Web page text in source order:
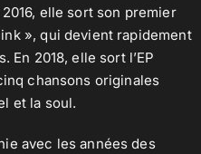
elle sort son premier
», qui devient rapidement
En 2018, elle sort l’EP
chansons originales
et la soul.
avec les années des